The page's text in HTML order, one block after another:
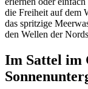
die Freiheit auf dem
das spritzige
den Wellen der
Im Sattel im